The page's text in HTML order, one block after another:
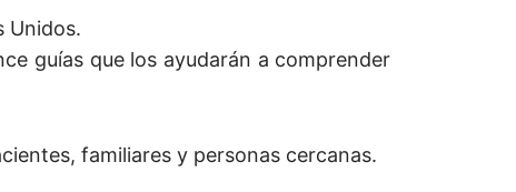
Unidos.
guías que los ayudarán a comprender
familiares y personas cercanas.